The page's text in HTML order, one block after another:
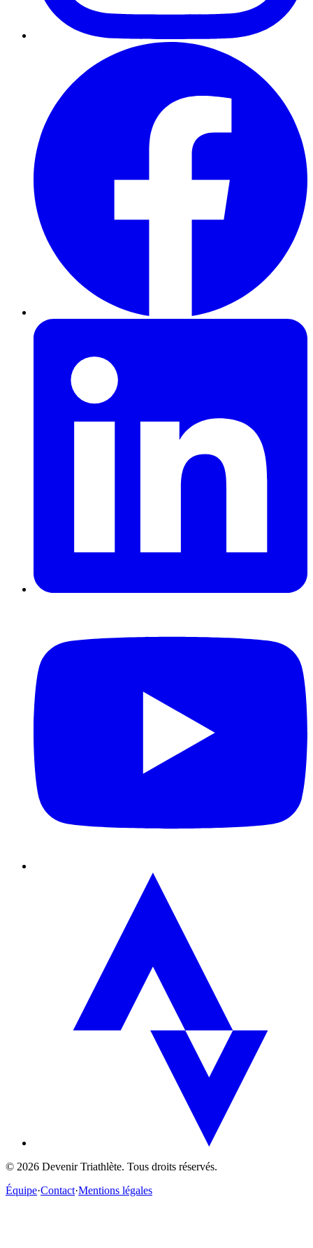
© 2026 Devenir Triathlète. Tous droits réservés.
Équipe·Contact·Mentions légales